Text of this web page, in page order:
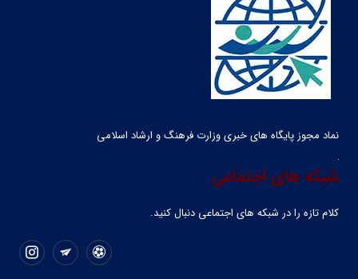
نماد مجوز پایگاه های خبری وزارت فرهنگ و ارشاد اسلامی
شبکه های اجتماعی
کلام تازه را در شبکه ‌های اجتماعی دنبال کنید.